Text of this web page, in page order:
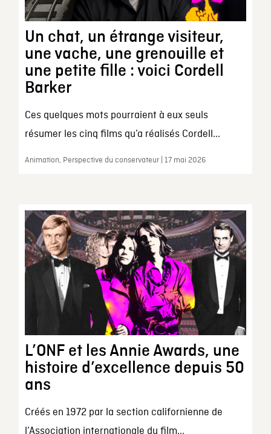
Un chat, un étrange visiteur,
une vache, une grenouille et
une petite fille : voici Cordell
Barker
Ces quelques mots pourraient à eux seuls
résumer les cinq films qu’a réalisés Cordell...
Animation, Perspective du conservateur | 17 mai 2026
L’ONF et les Annie Awards, une
histoire d’excellence depuis 50
ans
Créés en 1972 par la section californienne de
l’Association internationale du film...